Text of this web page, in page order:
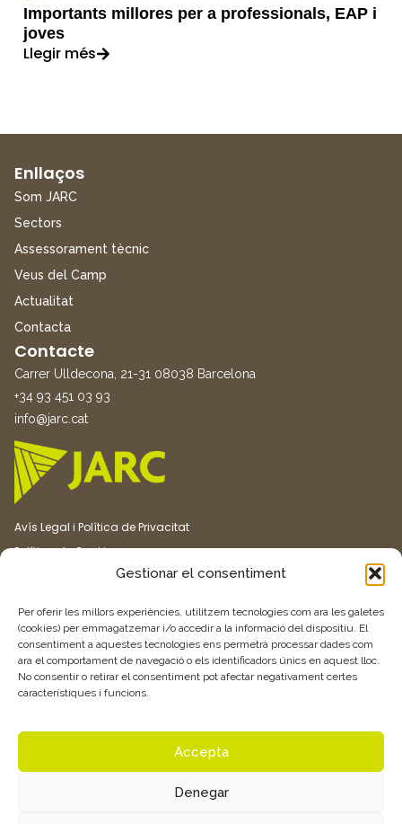
Gestionar el consentiment
Per oferir les millors experiències, utilitzem tecnologies com ara les galetes
(cookies) per emmagatzemar i/o accedir a la informació del dispositiu. El
consentiment a aquestes tecnologies ens permetrà processar dades com
ara el comportament de navegació o els identificadors únics en aquest lloc.
No consentir o retirar el consentiment pot afectar negativament certes
característiques i funcions.
Accepta
Denegar
Importants millores per a professionals, EAP i
joves
Llegir més
Enllaços
Som JARC
Sectors
Assessorament tècnic
Veus del Camp
Actualitat
Contacta
Contacte
Carrer Ulldecona, 21-31 08038 Barcelona
+34 93 451 03 93
info@jarc.cat
Avís Legal i Política de Privacitat
Política de Cookies
Vull rebre més informació